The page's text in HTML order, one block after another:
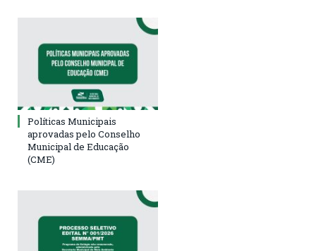
Políticas Municipais
aprovadas pelo Conselho
Municipal de Educação
(CME)